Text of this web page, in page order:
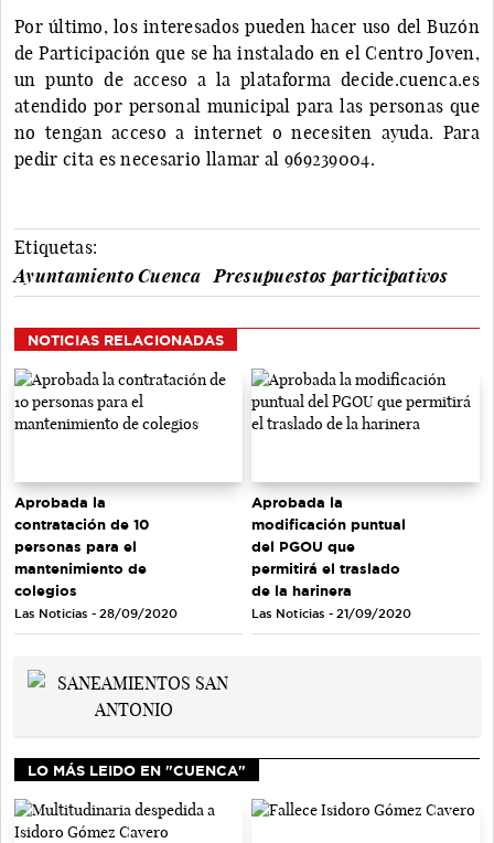
Por último, los interesados pueden hacer uso del Buzón
de Participación que se ha instalado en el Centro Joven,
un punto de acceso a la plataforma decide.cuenca.es
atendido por personal municipal para las personas que
no tengan acceso a internet o necesiten ayuda. Para
pedir cita es necesario llamar al 969239004.
Etiquetas:
Ayuntamiento Cuenca
Presupuestos participativos
NOTICIAS RELACIONADAS
Aprobada la
contratación de 10
personas para el
mantenimiento de
colegios
Las Noticias - 28/09/2020
Aprobada la
modificación puntual
del PGOU que
permitirá el traslado
de la harinera
Las Noticias - 21/09/2020
LO MÁS LEIDO EN "CUENCA"